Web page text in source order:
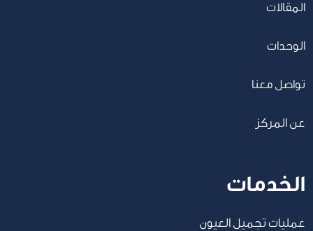
الخدمات
عمليات تجميل العيون
المقالات
الوحدات
تواصل معنا
عن المركز